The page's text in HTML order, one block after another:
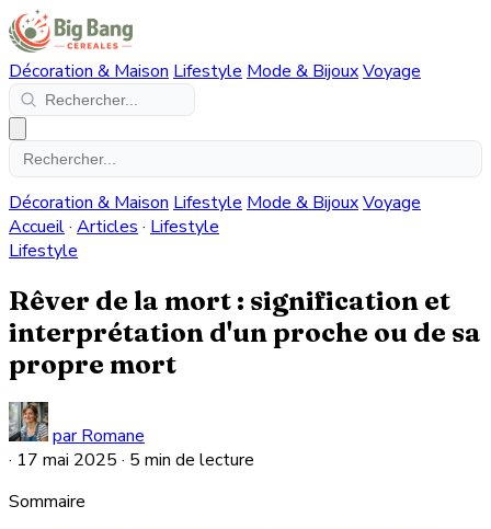
Décoration & Maison Lifestyle Mode & BijouxVoyage
Décoration & Maison Lifestyle Mode & BijouxVoyage
Accueil· Articles · Lifestyle
Lifestyle
Rêver de la mort : signification et
interprétation d'un proche ou de sa
propre mort
par Romane
· 17 mai 2025 · 5 min de lecture
Sommaire